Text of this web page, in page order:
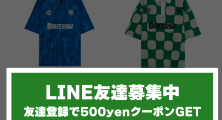
BARROW TRIACETATE T-SHI
定価：32,000円(税込35,200円)
BARROW POLO PIQUET (11
6)
定価：28,000円(税込30,800円)